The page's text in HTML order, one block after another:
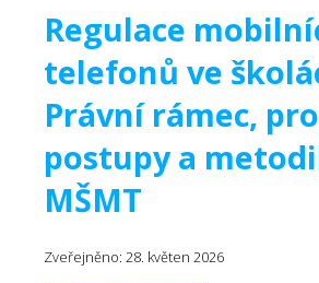
Regulace
telefonů ve
Právní rámec,
postupy a
MŠMT
Zveřejněno: 28. květen 2026